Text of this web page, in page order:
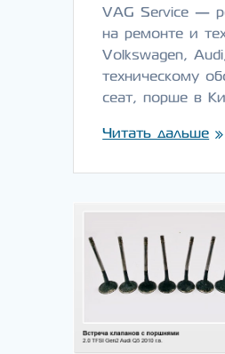
VAG Service —
на ремонте и
Volkswagen,
техническому
сеат, порше в
Читать дальше